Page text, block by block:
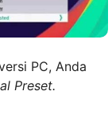
PC, Anda
Preset.